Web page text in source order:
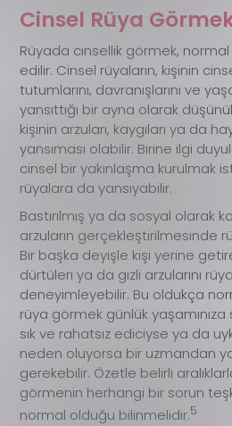
Cinsel Rüya
Rüyada cinsellik görmek,
edilir. Cinsel rüyaların, kişinin
tutumlarını, davranışlarını ve
yansıttığı bir ayna olarak
kişinin arzuları, kaygıları ya da
yansıması olabilir. Birine ilgi
cinsel bir yakınlaşma kurulmak
rüyalara da yansıyabilir.
Bastırılmış ya da sosyal olarak
arzuların gerçekleştirilmesinde
Bir başka deyişle kişi yerine
dürtüleri ya da gizli arzularını rüya
deneyimleyebilir. Bu oldukça
rüya görmek günlük yaşamınıza
sık ve rahatsız ediciyse ya da
neden oluyorsa bir uzmandan
gerekebilir. Özetle belirli
görmenin herhangi bir sorun
normal olduğu bilinmelidir.5